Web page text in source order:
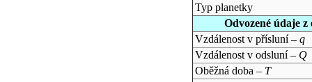
Typ planetky
Odvozené údaje
Vzdálenost v přísluní – q
Vzdálenost v odsluní – Q
Oběžná doba – T